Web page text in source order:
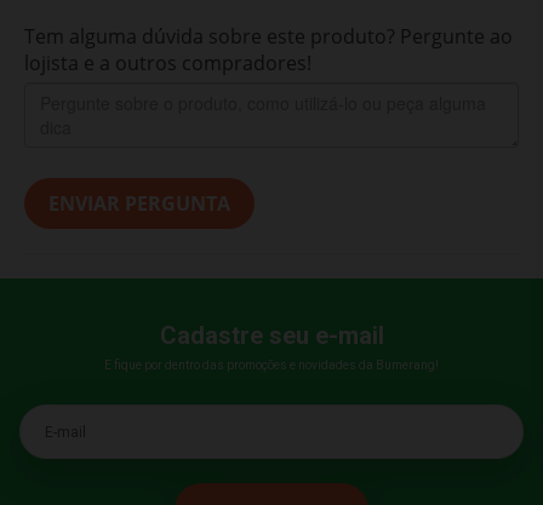
Tem alguma dúvida sobre este produto? Pergunte ao
lojista e a outros compradores!
ENVIAR PERGUNTA
Cadastre seu e-mail
E fique por dentro das promoções e novidades da Bumerang!
E-mail